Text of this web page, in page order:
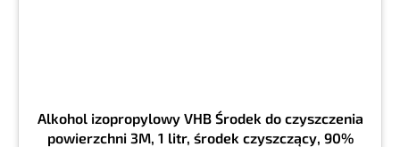
Alkohol izopropylowy VHB Środek do czyszczenia
powierzchni 3M, 1 litr, środek czyszczący, 90%